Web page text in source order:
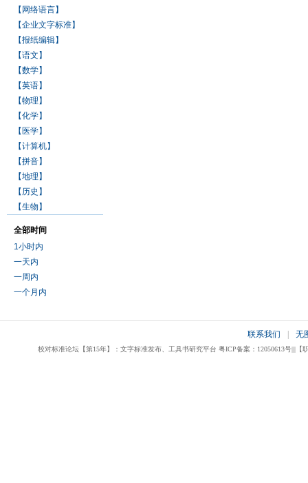
【网络语言】
【企业文字标准】
【报纸编辑】
【语文】
【数学】
【英语】
【物理】
【化学】
【医学】
【计算机】
【拼音】
【地理】
【历史】
【生物】
全部时间
1小时内
一天内
一周内
一个月内
联系我们 无
校对标准论坛【第15年】：文字标准发布、工具书研究平台 粤ICP备案：12050613号|||【